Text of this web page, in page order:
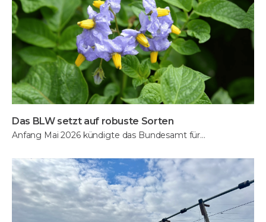
Das BLW setzt auf robuste Sorten
Anfang Mai 2026 kündigte das Bundesamt für…